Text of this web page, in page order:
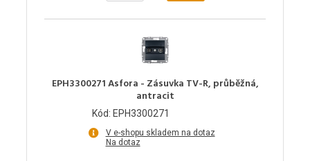
EPH3300271 Asfora - Zásuvka TV-R, průběžná,
antracit
Kód: EPH3300271
V e-shopu skladem na dotaz
Na dotaz